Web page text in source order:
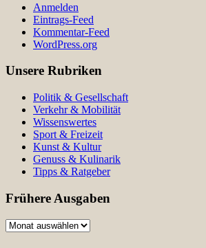
Anmelden
Eintrags-Feed
Kommentar-Feed
WordPress.org
Unsere Rubriken
Politik & Gesellschaft
Verkehr & Mobilität
Wissenswertes
Sport & Freizeit
Kunst & Kultur
Genuss & Kulinarik
Tipps & Ratgeber
Frühere Ausgaben
Frühere